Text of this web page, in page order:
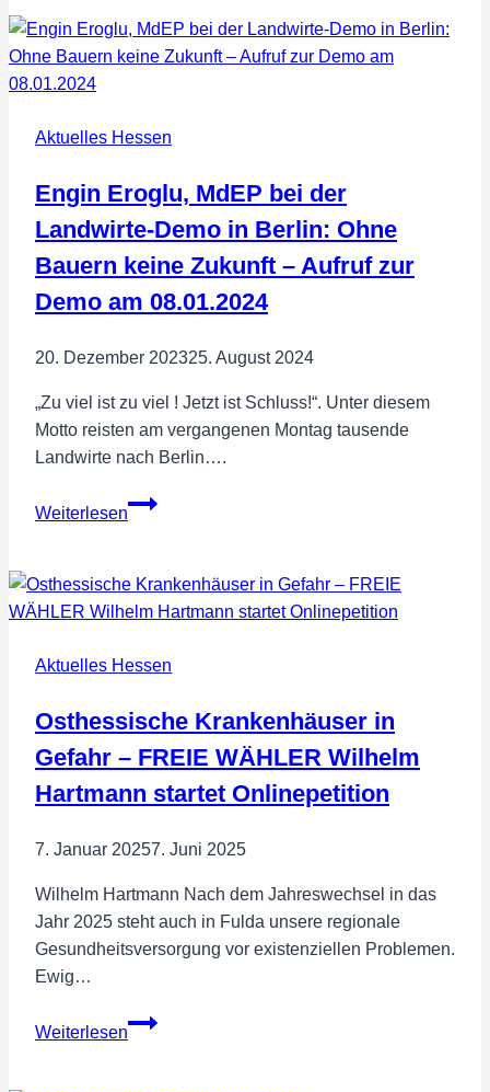
will
für
WÄHLER
den
Bundestag
Aktuelles Hessen
Engin Eroglu, MdEP bei der
Landwirte-Demo in Berlin: Ohne
Bauern keine Zukunft – Aufruf zur
Demo am 08.01.2024
20. Dezember 202325. August 2024
„Zu viel ist zu viel ! Jetzt ist Schluss!“. Unter diesem
Motto reisten am vergangenen Montag tausende
Landwirte nach Berlin….
Weiterlesen
Engin
bei
der
Demo
Berlin:
Ohne
Bauern
keine
–
Aufruf
zur
Aktuelles Hessen
Osthessische Krankenhäuser in
Gefahr – FREIE WÄHLER Wilhelm
Hartmann startet Onlinepetition
7. Januar 20257. Juni 2025
Wilhelm Hartmann Nach dem Jahreswechsel in das
Jahr 2025 steht auch in Fulda unsere regionale
Gesundheitsversorgung vor existenziellen Problemen.
Ewig…
Weiterlesen
Osthessische